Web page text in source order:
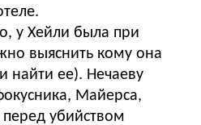
у Хейли была при
выяснить кому она
найти ее). Нечаеву
Майерса,
убийством